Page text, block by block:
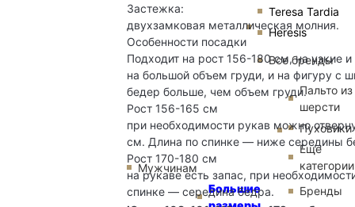
Мужчинам
Teresa Tardia
Heresis
Все бренды
Большие
Пальто из
шерсти
Пуховики
Еще
категории
Бренды
Застежка:
двухзамковая металлическая молния.
Особенности посадки
Подходит на рост 156-180 см, на узкие
на большой объем груди, и на фигуру с
бедер больше, чем объем груди.
Рост 156-165 см
при необходимости рукав можно
см. Длина по спинке — ниже середины
Рост 170-180 см
на рукаве есть запас, при
спинке — середина бедра.